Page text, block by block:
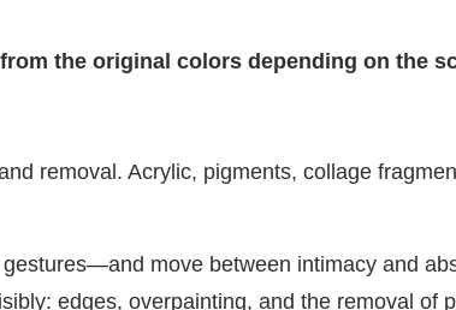
the original colors depending on the
removal. Acrylic, pigments, collage
move between intimacy and
edges, overpainting, and the removal of